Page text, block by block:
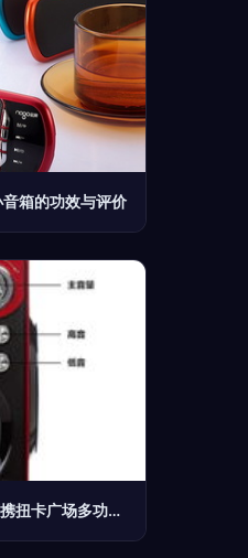
箱的功效与评价
让音乐随心而动 Senbowe便携式便携扭卡广场多功能音箱体验